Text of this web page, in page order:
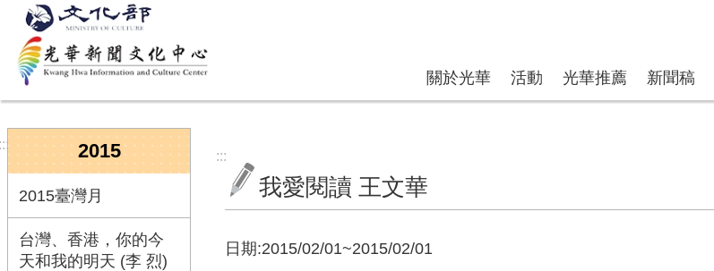
跳到主要內容區塊
關於光華 活動 光華推薦 新聞稿
2015
2015臺灣月
台灣、香港，你的今
天和我的明天 (李 烈)
:::
我愛閱讀 王文華
日期:2015/02/01~2015/02/01